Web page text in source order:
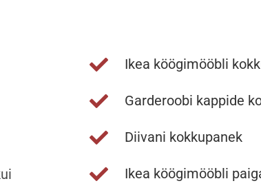
Ikea köögimööbli
Garderoobi kappide
Diivani kokkupanek
Ikea köögimööbli